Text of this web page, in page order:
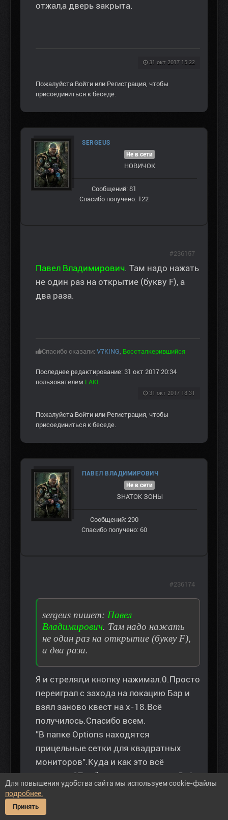
отжал,а дверь закрыта.
31 окт 2017 15:22
Пожалуйста Войти или Регистрация, чтобы
присоединиться к беседе.
SERGEUS
Не в сети
НОВИЧОК
Сообщений: 81
Спасибо получено: 122
Павел Владимирович. Там надо нажать
не один раз на открытие (букву F), а
два раза.
Спасибо сказали: V7KING, Воссталкерившийся
Последнее редактирование: 31 окт 2017 20:34
пользователем LAKI.
31 окт 2017 18:31
#236157
Пожалуйста Войти или Регистрация, чтобы
присоединиться к беседе.
ПАВЕЛ ВЛАДИМИРОВИЧ
Не в сети
ЗНАТОК ЗОНЫ
Сообщений: 290
Спасибо получено: 60
sergeus пишет: Павел
Владимирович. Там надо нажать
не один раз на открытие (букву F),
а два раза.
Я и стрелял,и кнопку нажимал.0.Просто
переиграл с захода на локацию Бар и
взял заново квест на х-18.Всё
получилось.Спасибо всем.
"В папке Options находятся
прицельные сетки для квадратных
мониторов".Куда и как это всё
закинуть?Пробовал папку scopes_5x4
просто закинуть в gamedata прицел
всё равно овальный.
#236174
Для повышения удобства сайта мы используем cookie-файлы
подробнее.
Принять